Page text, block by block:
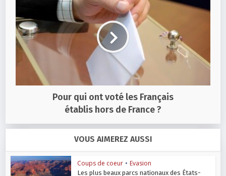
Pour qui ont voté les Français
établis hors de France ?
VOUS AIMEREZ AUSSI
Coups de coeur • Evasion
Les plus beaux parcs nationaux des États-